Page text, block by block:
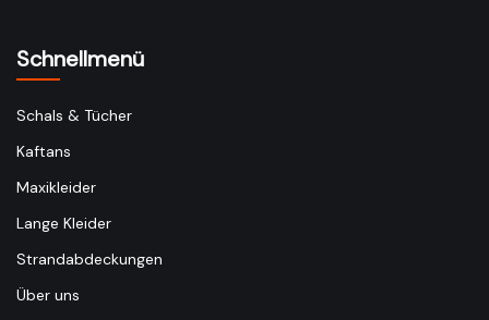
Schnellmenü
Schals & Tücher
Kaftans
Maxikleider
Lange Kleider
Strandabdeckungen
Über uns